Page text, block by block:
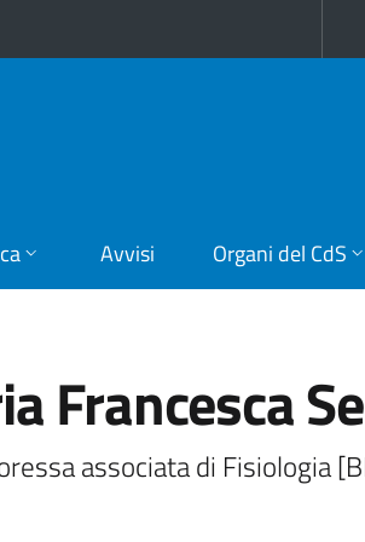
Avvisi Organi del CdS
Francesca
associata di Fisiologia